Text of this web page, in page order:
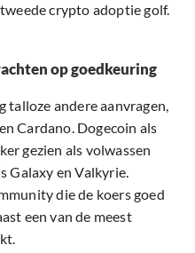
crypto adoptie golf.
op goedkeuring
talloze andere aanvragen,
Cardano. Dogecoin als
gezien als volwassen
Galaxy en Valkyrie.
die de koers goed
een van de meest